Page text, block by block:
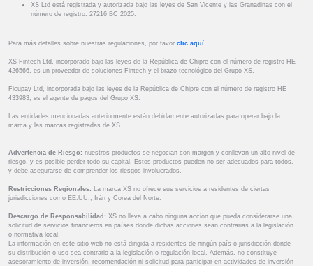
XS Ltd está registrada y autorizada bajo las leyes de San Vicente y las Granadinas con el
número de registro: 27216 BC 2025.
Para más detalles sobre nuestras regulaciones, por favor clic aquí
XS Fintech Ltd, incorporado bajo las leyes de la República de Chipre con el número de registro HE
426566, es un proveedor de soluciones Fintech y el brazo tecnológico del Grupo XS.
Ficupay Ltd, incorporada bajo las leyes de la República de Chipre con el número de registro HE
433983, es el agente de pagos del Grupo XS.
Las entidades mencionadas anteriormente están debidamente autorizadas para operar bajo la
marca y las marcas registradas de XS.
Advertencia de Riesgo: nuestros productos se negocian con margen y conllevan un alto nivel de
riesgo, y es posible perder todo su capital. Estos productos pueden no ser adecuados para todos,
y debe asegurarse de comprender los riesgos involucrados.
Restricciones Regionales: La marca XS no ofrece sus servicios a residentes de ciertas
jurisdicciones como EE.UU., Irán y Corea del Norte.
Descargo de Responsabilidad: XS no lleva a cabo ninguna acción que pueda considerarse una
solicitud de servicios financieros en países donde dichas acciones sean contrarias a la legislación
o normativa local.
La información en este sitio web no está dirigida a residentes de ningún país o jurisdicción donde
su distribución o uso sea contrario a la legislación o regulación local. Además, no constituye
asesoramiento de inversión, recomendación ni solicitud para participar en actividades de inversión